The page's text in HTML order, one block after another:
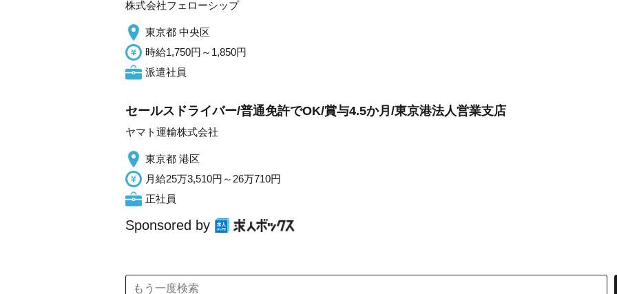
株式会社フェローシップ
東京都 中央区
時給1,750円～1,850円
派遣社員
セールスドライバー/普通免許でOK/賞与4.5か月/東京港法人営業支店
ヤマト運輸株式会社
東京都 港区
月給25万3,510円～26万710円
正社員
Sponsored by